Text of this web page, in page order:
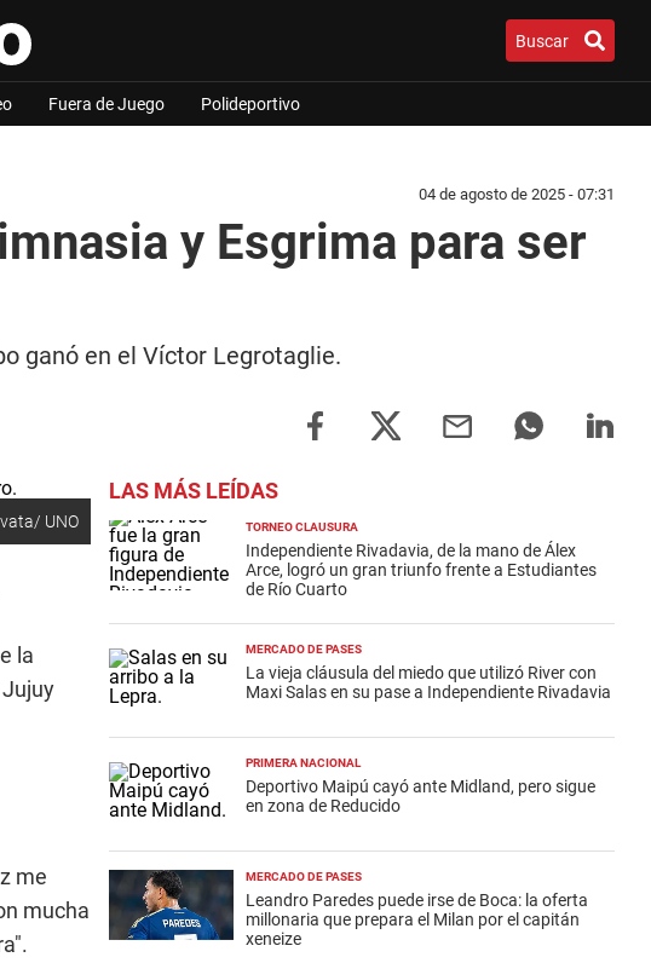
Buscar
Fuera de Juego Polideportivo
04 de agosto de 2025 - 07:31
y Esgrima para ser
ganó en el Víctor Legrotaglie.
UNO
la
me
mucha
LAS MÁS LEÍDAS
TORNEO CLAUSURA
Independiente Rivadavia, de la mano de Álex
Arce, logró un gran triunfo frente a Estudiantes
de Río Cuarto
MERCADO DE PASES
La vieja cláusula del miedo que utilizó River con
Maxi Salas en su pase a Independiente Rivadavia
PRIMERA NACIONAL
Deportivo Maipú cayó ante Midland, pero sigue
en zona de Reducido
MERCADO DE PASES
Leandro Paredes puede irse de Boca: la oferta
millonaria que prepara el Milan por el capitán
xeneize